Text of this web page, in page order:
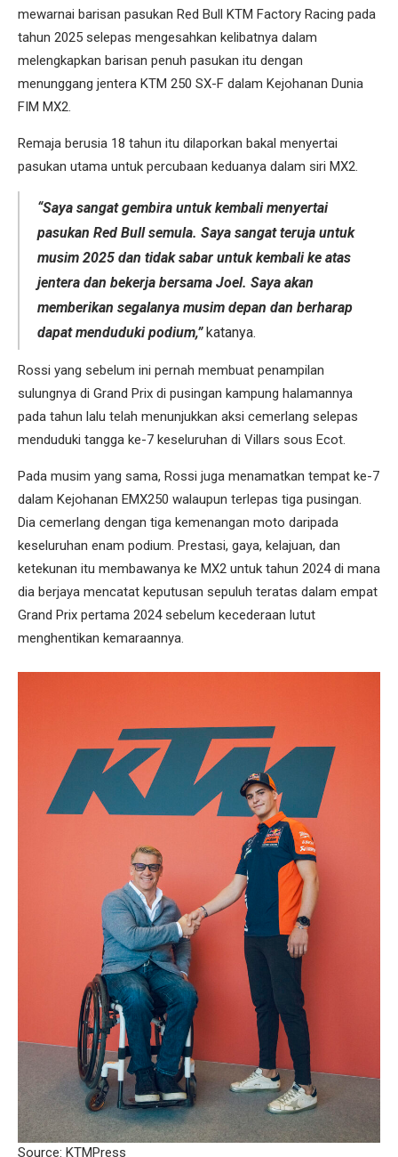
mewarnai barisan pasukan Red Bull KTM Factory Racing pada
tahun 2025 selepas mengesahkan kelibatnya dalam
melengkapkan barisan penuh pasukan itu dengan
menunggang jentera KTM 250 SX-F dalam Kejohanan Dunia
FIM MX2.
Remaja berusia 18 tahun itu dilaporkan bakal menyertai
pasukan utama untuk percubaan keduanya dalam siri MX2.
“Saya sangat gembira untuk kembali menyertai
pasukan Red Bull semula. Saya sangat teruja untuk
musim 2025 dan tidak sabar untuk kembali ke atas
jentera dan bekerja bersama Joel. Saya akan
memberikan segalanya musim depan dan berharap
dapat menduduki podium,”katanya.
Rossi yang sebelum ini pernah membuat penampilan
sulungnya di Grand Prix di pusingan kampung halamannya
pada tahun lalu telah menunjukkan aksi cemerlang selepas
menduduki tangga ke-7 keseluruhan di Villars sous Ecot.
Pada musim yang sama, Rossi juga menamatkan tempat ke-7
dalam Kejohanan EMX250 walaupun terlepas tiga pusingan.
Dia cemerlang dengan tiga kemenangan moto daripada
keseluruhan enam podium. Prestasi, gaya, kelajuan, dan
ketekunan itu membawanya ke MX2 untuk tahun 2024 di mana
dia berjaya mencatat keputusan sepuluh teratas dalam empat
Grand Prix pertama 2024 sebelum kecederaan lutut
menghentikan kemaraannya.
Source: KTMPress